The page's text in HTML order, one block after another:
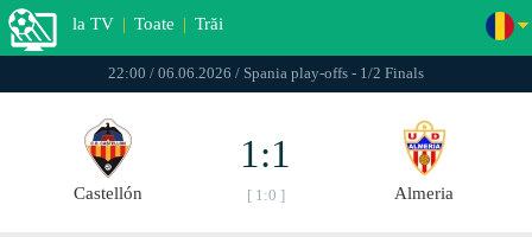
la TV | Toate | Trăi
22:00 / 06.06.2026 / Spania play-offs - 1/2 Finals
Castellón
1:1
[ 1:0 ] Almeria